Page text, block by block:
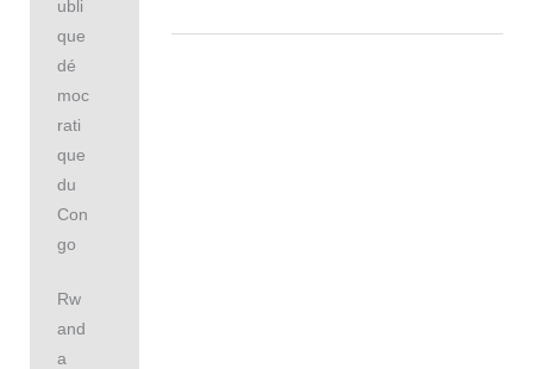
ubli
que
dé
moc
rati
que
du
Con
go
Rw
and
a